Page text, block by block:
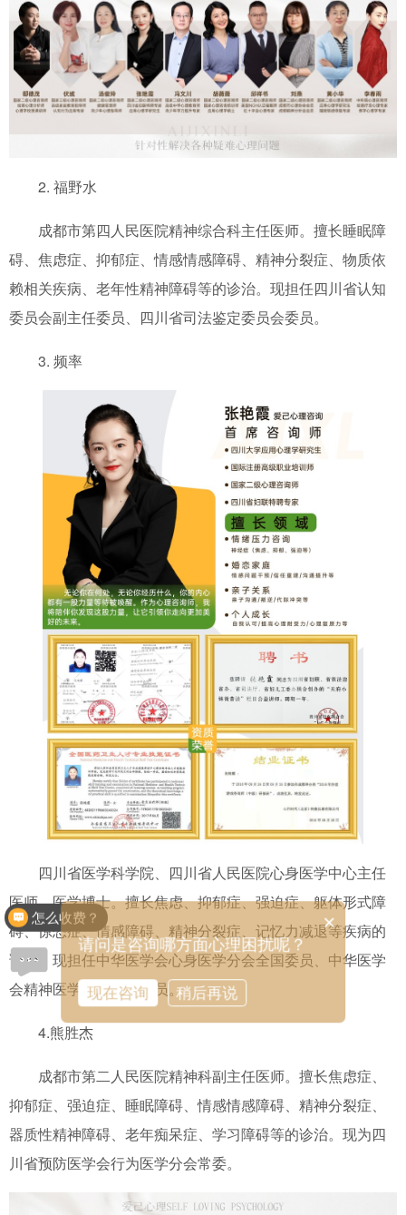
2. 福野水
成都市第四人民医院精神综合科主任医师。擅长睡眠障
碍、焦虑症、抑郁症、情感情感障碍、精神分裂症、物质依
赖相关疾病、老年性精神障碍等的诊治。现担任四川省认知
委员会副主任委员、四川省司法鉴定委员会委员。
3. 频率
四川省医学科学院、四川省人民医院心身医学中心主任
医师，医学博士。擅长焦虑、抑郁症、强迫症、躯体形式障
碍、惊恐症、情感障碍、精神分裂症、记忆力减退等疾病的
诊治。现担任中华医学会心身医学分会全国委员、中华医学
会精神医学分会全国委员。
4.熊胜杰
成都市第二人民医院精神科副主任医师。擅长焦虑症、
抑郁症、强迫症、睡眠障碍、情感情感障碍、精神分裂症、
器质性精神障碍、老年痴呆症、学习障碍等的诊治。现为四
川省预防医学会行为医学分会常委。
怎么收费？ ×
请问是咨询哪方面心理困扰呢？
现在咨询 稍后再说